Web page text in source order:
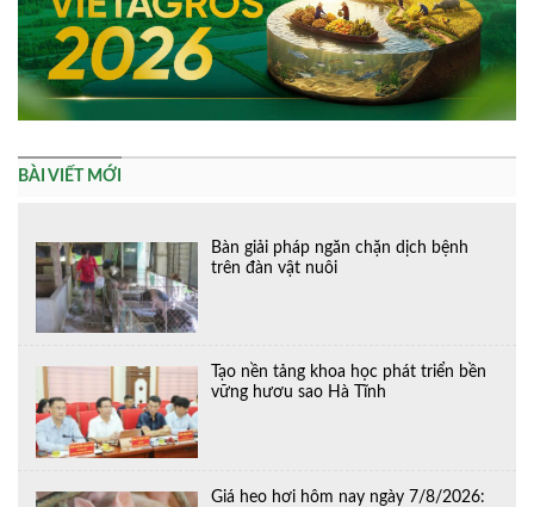
BÀI VIẾT MỚI
Bàn giải pháp ngăn chặn dịch bệnh
trên đàn vật nuôi
Tạo nền tảng khoa học phát triển bền
vững hươu sao Hà Tĩnh
Giá heo hơi hôm nay ngày 7/8/2026: